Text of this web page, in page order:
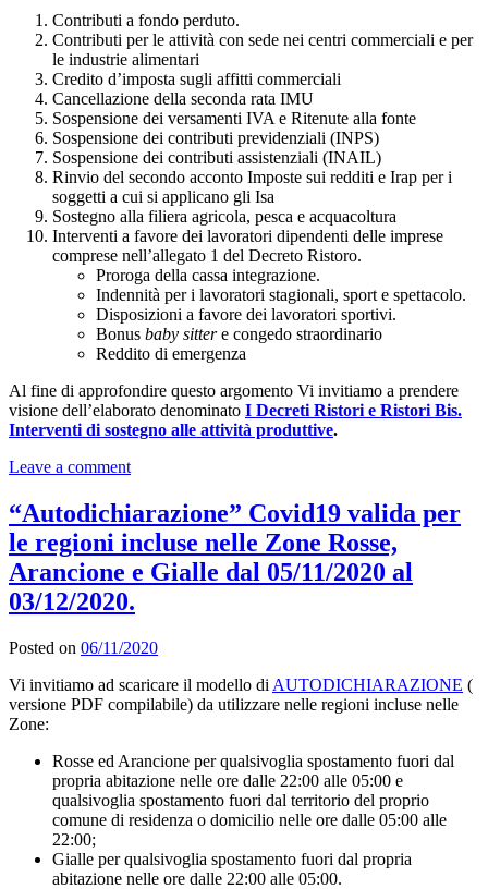
Contributi a fondo perduto.
Contributi per le attività con sede nei centri commerciali e per
le industrie alimentari
Credito d’imposta sugli affitti commerciali
Cancellazione della seconda rata IMU
Sospensione dei versamenti IVA e Ritenute alla fonte
Sospensione dei contributi previdenziali (INPS)
Sospensione dei contributi assistenziali (INAIL)
Rinvio del secondo acconto Imposte sui redditi e Irap per i
soggetti a cui si applicano gli Isa
Sostegno alla filiera agricola, pesca e acquacoltura
Interventi a favore dei lavoratori dipendenti delle imprese
comprese nell’allegato 1 del Decreto Ristoro.
Proroga della cassa integrazione.
Indennità per i lavoratori stagionali, sport e spettacolo.
Disposizioni a favore dei lavoratori sportivi.
Bonus baby sittere congedo straordinario
Reddito di emergenza
Al fine di approfondire questo argomento Vi invitiamo a prendere
visione dell’elaborato denominato I Decreti Ristori e Ristori Bis.
Interventi di sostegno alle attività produttive.
Leave a comment
“Autodichiarazione” Covid19 valida per
le regioni incluse nelle Zone Rosse,
Arancione e Gialle dal 05/11/2020 al
03/12/2020.
Posted on 06/11/2020
Vi invitiamo ad scaricare il modello di AUTODICHIARAZIONE (
versione PDF compilabile) da utilizzare nelle regioni incluse nelle
Zone:
Rosse ed Arancione per qualsivoglia spostamento fuori dal
propria abitazione nelle ore dalle 22:00 alle 05:00 e
qualsivoglia spostamento fuori dal territorio del proprio
comune di residenza o domicilio nelle ore dalle 05:00 alle
22:00;
Gialle per qualsivoglia spostamento fuori dal propria
abitazione nelle ore dalle 22:00 alle 05:00.